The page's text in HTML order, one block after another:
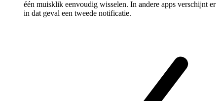
één muisklik eenvoudig wisselen. In andere apps verschijnt er
in dat geval een tweede notificatie.